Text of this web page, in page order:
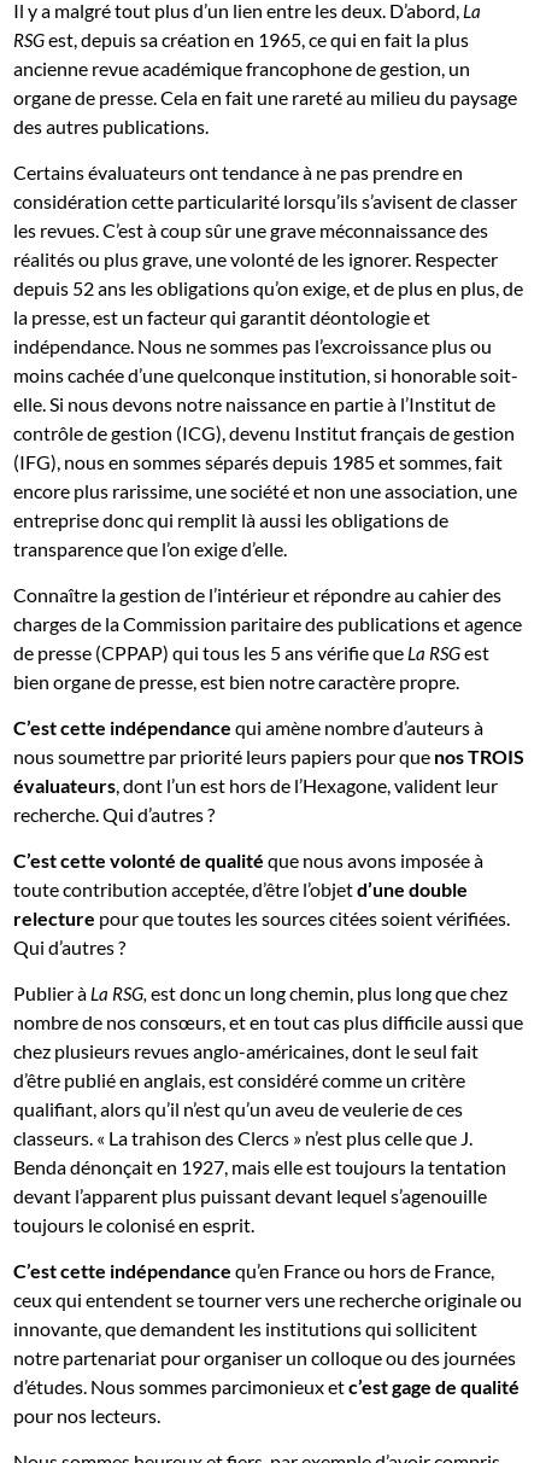
Il y a malgré tout plus d’un lien entre les deux. D’abord, La
RSGest, depuis sa création en 1965, ce qui en fait la plus
ancienne revue académique francophone de gestion, un
organe de presse. Cela en fait une rareté au milieu du paysage
des autres publications.
Certains évaluateurs ont tendance à ne pas prendre en
considération cette particularité lorsqu’ils s’avisent de classer
les revues. C’est à coup sûr une grave méconnaissance des
réalités ou plus grave, une volonté de les ignorer. Respecter
depuis 52 ans les obligations qu’on exige, et de plus en plus, de
la presse, est un facteur qui garantit déontologie et
indépendance. Nous ne sommes pas l’excroissance plus ou
moins cachée d’une quelconque institution, si honorable soit-
elle. Si nous devons notre naissance en partie à l’Institut de
contrôle de gestion (ICG), devenu Institut français de gestion
(IFG), nous en sommes séparés depuis 1985 et sommes, fait
encore plus rarissime, une société et non une association, une
entreprise donc qui remplit là aussi les obligations de
transparence que l’on exige d’elle.
Connaître la gestion de l’intérieur et répondre au cahier des
charges de la Commission paritaire des publications et agence
de presse (CPPAP) qui tous les 5 ans vérifie que La RSGest
bien organe de presse, est bien notre caractère propre.
C’est cette indépendance qui amène nombre d’auteurs à
nous soumettre par priorité leurs papiers pour que nos TROIS
évaluateurs, dont l’un est hors de l’Hexagone, valident leur
recherche. Qui d’autres ?
C’est cette volonté de qualité que nous avons imposée à
toute contribution acceptée, d’être l’objetd’une double
relecture pour que toutes les sources citées soient vérifiées.
Qui d’autres ?
Publier à La RSG, est donc un long chemin, plus long que chez
nombre de nos consœurs, et en tout cas plus difficile aussi que
chez plusieurs revues anglo-américaines, dont le seul fait
d’être publié en anglais, est considéré comme un critère
qualifiant, alors qu’il n’est qu’un aveu de veulerie de ces
classeurs. « La trahison des Clercs » n’est plus celle que J.
Benda dénonçait en 1927, mais elle est toujours la tentation
devant l’apparent plus puissant devant lequel s’agenouille
toujours le colonisé en esprit.
C’est cette indépendance qu’en France ou hors de France,
ceux qui entendent se tourner vers une recherche originale ou
innovante, que demandent les institutions qui sollicitent
notre partenariat pour organiser un colloque ou des journées
d’études. Nous sommes parcimonieux etc’est gage de qualité
pour nos lecteurs.